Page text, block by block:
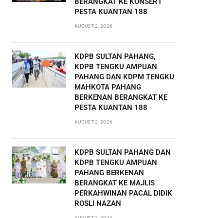
PESTA KUANTAN 188
AUGUST 2, 2026
KDPB SULTAN PAHANG,
KDPB TENGKU AMPUAN
PAHANG DAN KDPM TENGKU
MAHKOTA PAHANG
BERKENAN BERANGKAT KE
PESTA KUANTAN 188
AUGUST 2, 2026
KDPB SULTAN PAHANG DAN
KDPB TENGKU AMPUAN
PAHANG BERKENAN
BERANGKAT KE MAJLIS
PERKAHWINAN PACAL DIDIK
ROSLI NAZAN